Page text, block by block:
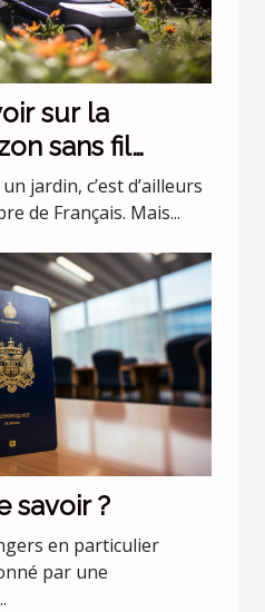
sur la
sans fil
?
jardin, c’est d’ailleurs
de Français. Mais...
savoir ?
en particulier
par une